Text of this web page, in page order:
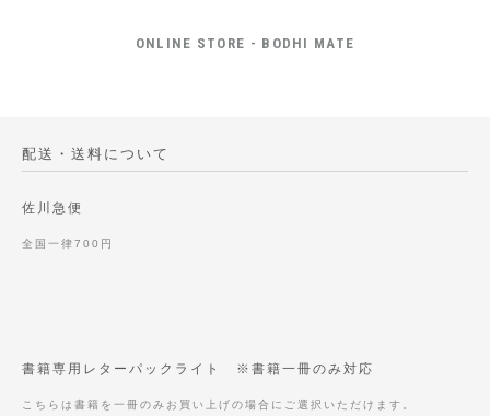
ONLINE STORE - BODHI MATE
配送・送料について
佐川急便
全国一律700円
書籍専用レターパックライト ※書籍一冊のみ対応
こちらは書籍を一冊のみお買い上げの場合にご選択いただけます。